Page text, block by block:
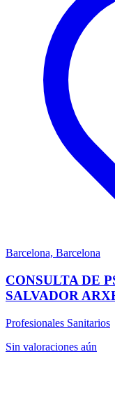
Barcelona, Barcelona
CONSULTA DE
SALVADOR
Profesionales Sanitarios
Sin valoraciones aún